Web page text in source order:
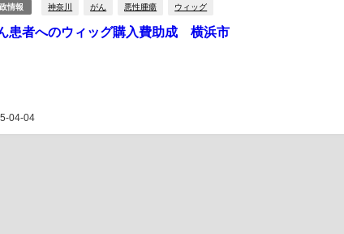
情報 神奈川 がん 悪性腫瘍 ウィッグ
患者へのウィッグ購入費助成 横浜市
04-04